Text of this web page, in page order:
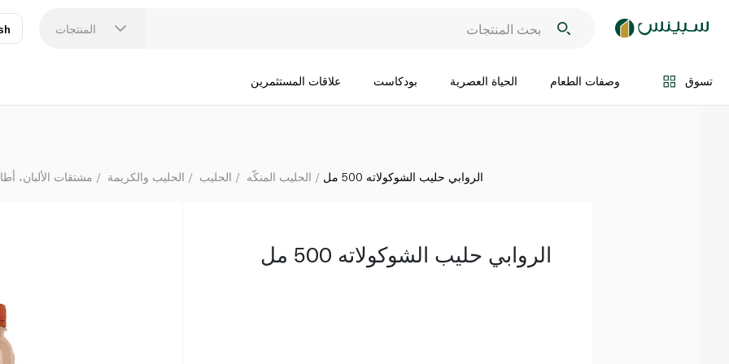
المنتجات
تسوق وصفات الطعام الحياة العصرية بودكاست علاقات المستثمرين
اضف الى السلة
مشتقات الألبان، الحليب والكريمة الحليب الحليب المنكّه الروابي حليب الشوكولاته 500 مل
الروابي حليب الشوكولاته 500 مل